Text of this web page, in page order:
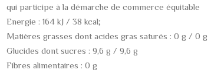
qui participe à la démarche de commerce équitable
Energie : 164 kJ / 38 kcal;
Matières grasses dont acides gras saturés : 0 g / 0 g
Glucides dont sucres : 9,6 g / 9,6 g
Fibres alimentaires : 0 g